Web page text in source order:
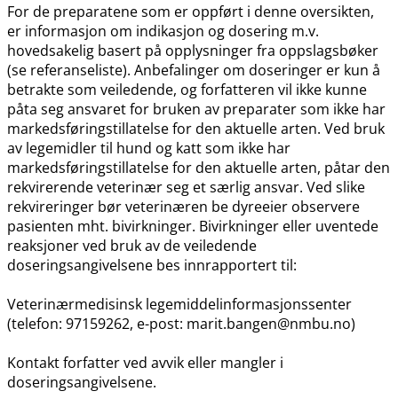
For de preparatene som er oppført i denne oversikten,
er informasjon om indikasjon og dosering m.v.
hovedsakelig basert på opplysninger fra oppslagsbøker
(se referanseliste). Anbefalinger om doseringer er kun å
betrakte som veiledende, og forfatteren vil ikke kunne
påta seg ansvaret for bruken av preparater som ikke har
markedsføringstillatelse for den aktuelle arten. Ved bruk
av legemidler til hund og katt som ikke har
markedsføringstillatelse for den aktuelle arten, påtar den
rekvirerende veterinær seg et særlig ansvar. Ved slike
rekvireringer bør veterinæren be dyreeier observere
pasienten mht. bivirkninger. Bivirkninger eller uventede
reaksjoner ved bruk av de veiledende
doseringsangivelsene bes innrapportert til:
Veterinærmedisinsk legemiddelinformasjonssenter
(telefon: 97159262, e-post: marit.bangen@nmbu.no)
Kontakt forfatter ved avvik eller mangler i
doseringsangivelsene.